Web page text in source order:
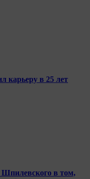
карьеру в 25 лет
в том,